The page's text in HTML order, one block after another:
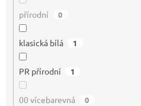
přírodní 0
klasická bílá 1
PR přírodní 1
00 vícebarevná 0